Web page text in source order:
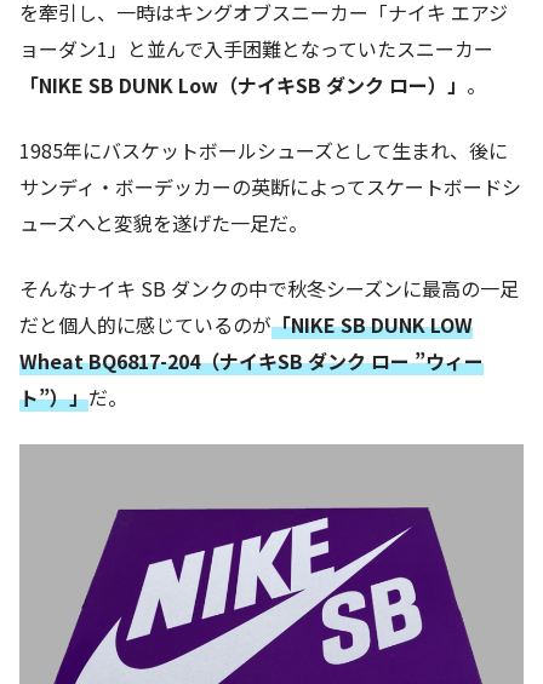
を牽引し、一時はキングオブスニーカー「ナイキ エアジ
ョーダン1」と並んで入手困難となっていたスニーカー
「NIKE SB DUNK Low（ナイキSB ダンク ロー）」 。
1985年にバスケットボールシューズとして生まれ、後に
サンディ・ボーデッカーの英断によってスケートボードシ
ューズへと変貌を遂げた一足だ。
そんなナイキ SB ダンクの中で秋冬シーズンに最高の一足
だと個人的に感じているのが「NIKE SB DUNK LOW
Wheat BQ6817-204（ナイキSB ダンク ロー ”ウィー
ト”）」だ。